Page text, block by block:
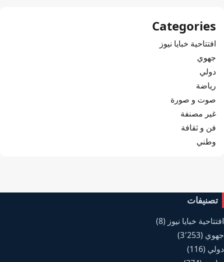
Categories
افتتاحية خبايا نيوز
جهوي
دولي
رياضة
صوت و صورة
غير مصنفة
فن و ثقافة
وطني
تصنيفات
افتتاحية خبايا نيوز (8)
جهوي (3٬253)
دولي (116)